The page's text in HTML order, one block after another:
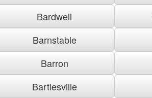
Bardwell
Barnstable
Barron
Bartlesville